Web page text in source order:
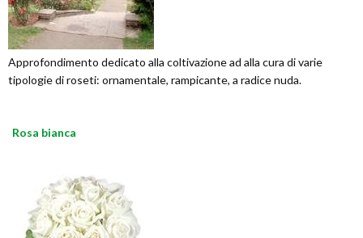
Approfondimento dedicato alla coltivazione ad alla cura di varie
tipologie di roseti: ornamentale, rampicante, a radice nuda.
Rosa bianca